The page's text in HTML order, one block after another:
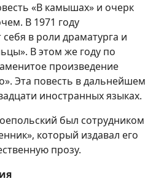
«В камышах» и очерк
В 1971 году
в роли драматурга и
В этом же году по
произведение
Эта повесть в дальнейшем
иностранных языках.
был сотрудником
который издавал его
прозу.